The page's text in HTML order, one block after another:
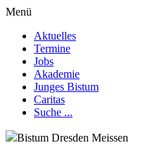
Menü
Aktuelles
Termine
Jobs
Akademie
Junges Bistum
Caritas
Suche ...
Bistum Dresden Meissen